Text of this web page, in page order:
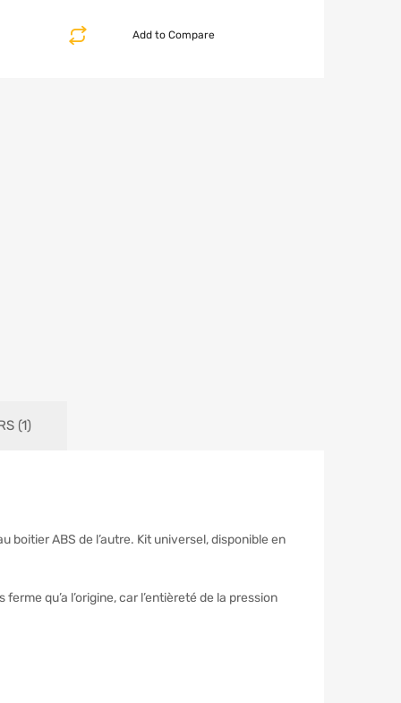
Add to Compare
(1)
boitier ABS de l’autre. Kit universel, disponible en
qu’a l’origine, car l’entièreté de la pression